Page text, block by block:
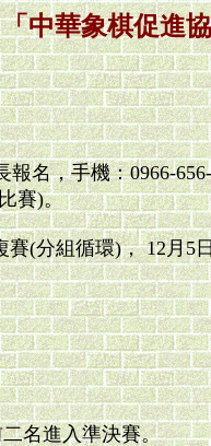
「中華象棋促進
名，手機：0966-
賽)。
(分組循環)， 12月5
名進入準決賽。